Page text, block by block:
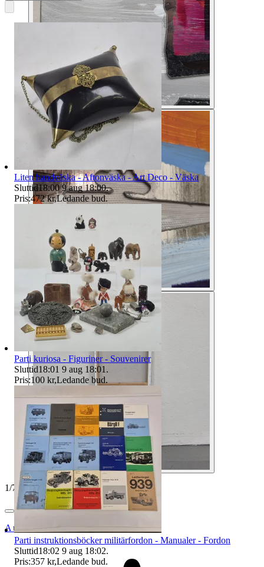
1/7
Auktionsbyra
Liten handväska - Aftonväska - Art Deco - Väska
Sluttid18:00 9 aug 18:00.
Pris:472 kr,Ledande bud.
Parti kuriosa - Figuriner - Souvenirer
Sluttid18:01 9 aug 18:01 .
Pris:100 kr,Ledande bud.
Parti instruktionsböcker militärfordon - Manualer - Fordon
Sluttid18:02 9 aug 18:02.
Pris:357 kr,Ledande bud.